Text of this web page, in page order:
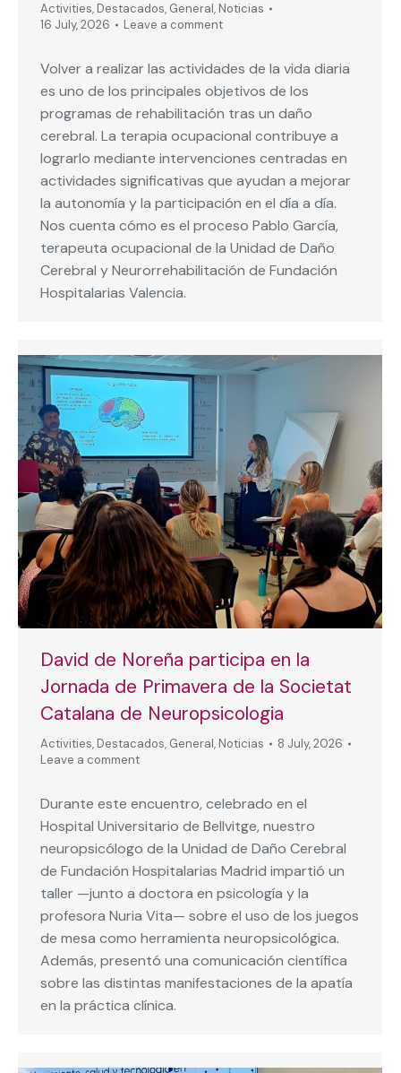
Activities, Destacados, General, Noticias
16 July, 2026
Leave a comment
Volver a realizar las actividades de la vida diaria
es uno de los principales objetivos de los
programas de rehabilitación tras un daño
cerebral. La terapia ocupacional contribuye a
lograrlo mediante intervenciones centradas en
actividades significativas que ayudan a mejorar
la autonomía y la participación en el día a día.
Nos cuenta cómo es el proceso Pablo García,
terapeuta ocupacional de la Unidad de Daño
Cerebral y Neurorrehabilitación de Fundación
Hospitalarias Valencia.
David de Noreña participa en la
Jornada de Primavera de la Societat
Catalana de Neuropsicologia
Activities, Destacados, General, Noticias
8 July, 2026
Leave a comment
Durante este encuentro, celebrado en el
Hospital Universitario de Bellvitge, nuestro
neuropsicólogo de la Unidad de Daño Cerebral
de Fundación Hospitalarias Madrid impartió un
taller —junto a doctora en psicología y la
profesora Nuria Vita— sobre el uso de los juegos
de mesa como herramienta neuropsicológica.
Además, presentó una comunicación científica
sobre las distintas manifestaciones de la apatía
en la práctica clínica.